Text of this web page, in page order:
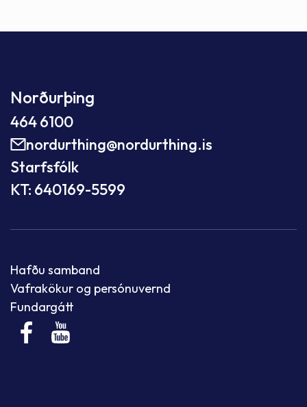
Norðurþing
464 6100
nordurthing@nordurthing.is
Starfsfólk
KT: 640169-5599
Hafðu samband
Vafrakökur og persónuvernd
Fundargátt